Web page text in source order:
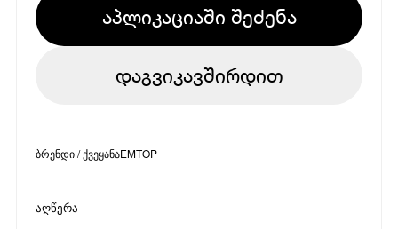
აპლიკაციაში შეძენა
დაგვიკავშირდით
ბრენდი / ქვეყანაEMTOP
აღწერა